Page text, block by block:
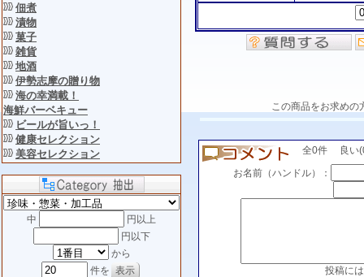
佃煮
漬物
菓子
雑貨
地酒
伊勢志摩の贈り物
海の幸満載！
海鮮バーベキュー
ビールが旨いっ！
健康セレクション
美容セレクション
中
円以上
円以下
から
件を
この商品をお求め
全0件 良い
お名前（ハンドル）：
投稿に